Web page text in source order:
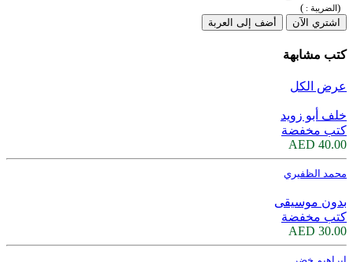
(الضريبة : )
اشتري الآن
أضف إلى العربة
كتب مشابهة
عرض الكل
خلف أبو زويد
كتب مخفضة
40.00 AED
محمد الظفيري
بدون موسيقى
كتب مخفضة
30.00 AED